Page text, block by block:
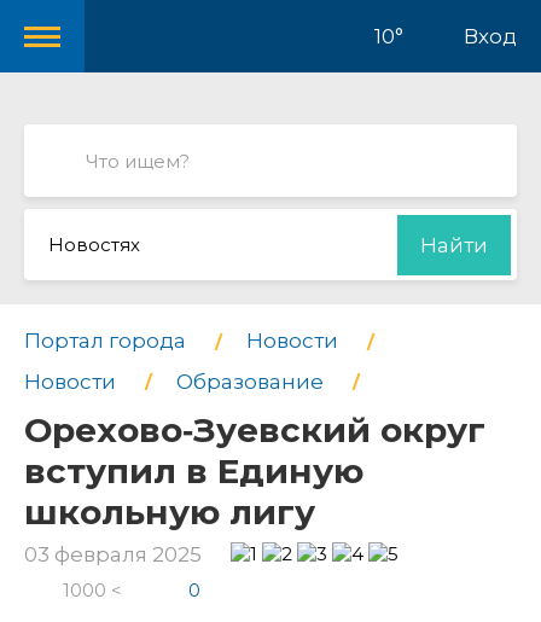
10° Вход
Новостях Найти
Портал города
Новости
Новости
Образование
Орехово‑Зуевский округ
вступил в Единую
школьную лигу
03 февраля 2025
1000 < 0